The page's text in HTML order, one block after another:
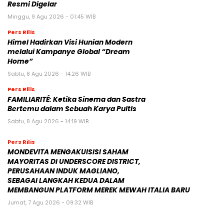
Resmi Digelar
Minggu, 9 Agu 2026 - 01:45 WIB
Pers Rilis
Himel Hadirkan Visi Hunian Modern
melalui Kampanye Global “Dream
Home”
Sabtu, 8 Agu 2026 - 14:26 WIB
Pers Rilis
FAMILIARITÉ: Ketika Sinema dan Sastra
Bertemu dalam Sebuah Karya Puitis
Sabtu, 8 Agu 2026 - 14:19 WIB
Pers Rilis
MONDEVITA MENGAKUISISI SAHAM
MAYORITAS DI UNDERSCORE DISTRICT,
PERUSAHAAN INDUK MAGLIANO,
SEBAGAI LANGKAH KEDUA DALAM
MEMBANGUN PLATFORM MEREK MEWAH ITALIA BARU
Jumat, 7 Agu 2026 - 09:32 WIB